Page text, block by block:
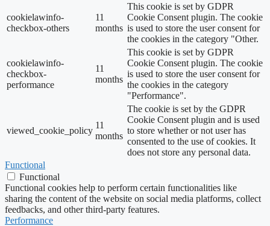
cookielawinfo-
checkbox-others
11
months
This cookie is set by GDPR
Cookie Consent plugin. The cookie
is used to store the user consent for
the cookies in the category "Other.
cookielawinfo-
checkbox-
performance
11
months
This cookie is set by GDPR
Cookie Consent plugin. The cookie
is used to store the user consent for
the cookies in the category
"Performance".
viewed_cookie_policy
11
months
The cookie is set by the GDPR
Cookie Consent plugin and is used
to store whether or not user has
consented to the use of cookies. It
does not store any personal data.
Functional
Functional
Functional cookies help to perform certain functionalities like
sharing the content of the website on social media platforms, collect
feedbacks, and other third-party features.
Performance